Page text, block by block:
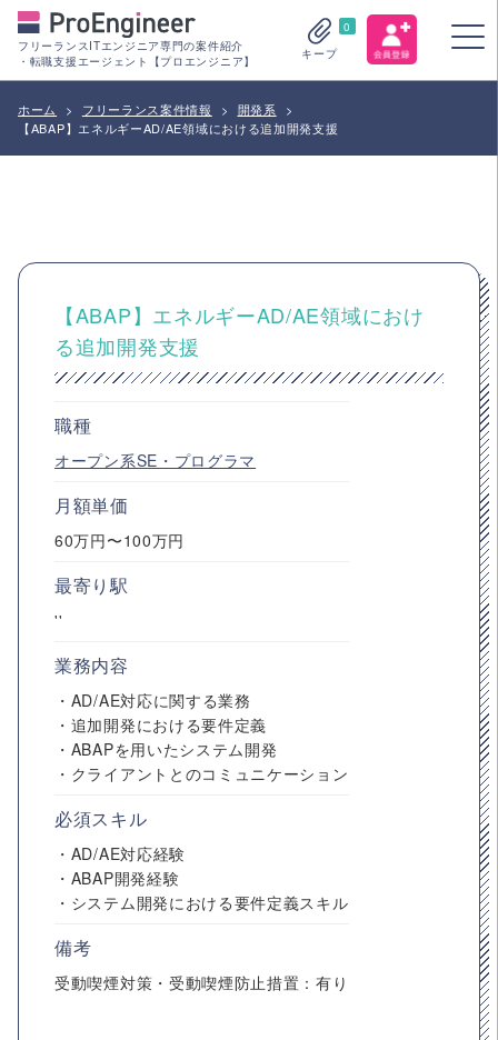
フリーランスITエンジニア専門の案件紹介
・転職支援エージェント【プロエンジニア】
0
キープ
ホーム > フリーランス案件情報 > 開発系
>
【ABAP】エネルギーAD/AE領域における追加開発支援
【ABAP】エネルギーAD/AE領域におけ
る追加開発支援
職種
オープン系SE・プログラマ
月額単価
60万円〜100万円
最寄り駅
''
業務内容
・AD/AE対応に関する業務
・追加開発における要件定義
・ABAPを用いたシステム開発
・クライアントとのコミュニケーション
必須スキル
・AD/AE対応経験
・ABAP開発経験
・システム開発における要件定義スキル
備考
受動喫煙対策・受動喫煙防止措置：有り